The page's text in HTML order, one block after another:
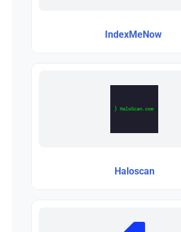
IndexMeNow
Haloscan